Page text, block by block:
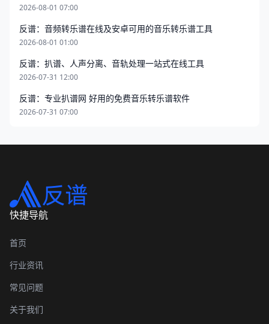
2026-08-01 07:00
反谱：音频转乐谱在线及安卓可用的音乐转乐谱工具
2026-08-01 01:00
反谱：扒谱、人声分离、音轨处理一站式在线工具
2026-07-31 12:00
反谱：专业扒谱网 好用的免费音乐转乐谱软件
2026-07-31 07:00
快捷导航
首页
行业资讯
常见问题
关于我们